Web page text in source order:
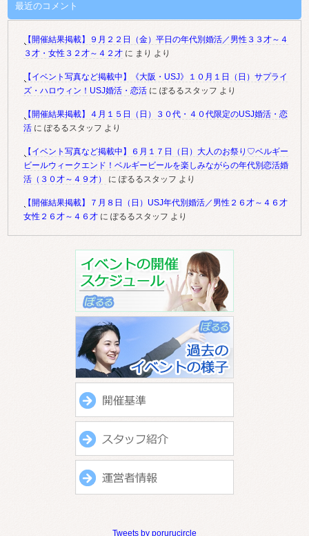
最近のコメント
【開催結果掲載】９月２２日（金）平日の年代別婚活／男性３３才～４
３才・女性３２才～４２才 に まり より
【イベント写真など掲載中】《大阪・USJ》１０月１日（日）サプライ
ズ・ハロウィン！USJ婚活・恋活 にぽるるスタッフ より
【開催結果掲載】４月１５日（日）３０代・４０代限定のUSJ婚活・恋
活 にぽるるスタッフ より
【イベント写真など掲載中】６月１７日（日）大人のお祭り♡ベルギー
ビールウィークエンド！ベルギービールを楽しみながらの年代別恋活婚
活（３０才～４９才）
にぽるるスタッフ より
【開催結果掲載】７月８日（日）USJ年代別婚活／男性２６才～４６才
女性２６才～４６才 にぽるるスタッフ より
Tweets by porurucircle